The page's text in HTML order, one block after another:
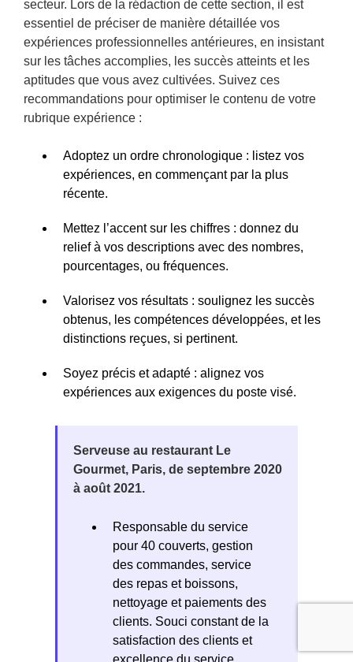
secteur. Lors de la rédaction de cette section, il est
essentiel de préciser de manière détaillée vos
expériences professionnelles antérieures, en insistant
sur les tâches accomplies, les succès atteints et les
aptitudes que vous avez cultivées. Suivez ces
recommandations pour optimiser le contenu de votre
rubrique expérience :
Adoptez un ordre chronologique : listez vos
expériences, en commençant par la plus
récente.
Mettez l’accent sur les chiffres : donnez du
relief à vos descriptions avec des nombres,
pourcentages, ou fréquences.
Valorisez vos résultats : soulignez les succès
obtenus, les compétences développées, et les
distinctions reçues, si pertinent.
Soyez précis et adapté : alignez vos
expériences aux exigences du poste visé.
Serveuse au restaurant Le
Gourmet, Paris, de septembre 2020
à août 2021.
Responsable du service
pour 40 couverts, gestion
des commandes, service
des repas et boissons,
nettoyage et paiements des
clients. Souci constant de la
satisfaction des clients et
excellence du service.